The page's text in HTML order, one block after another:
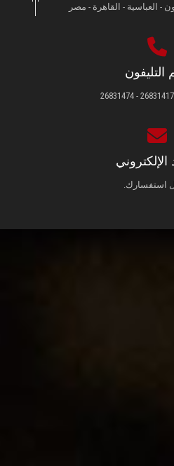
- العباسية - القاهرة - مصر
التليفون
الإلكتروني
استفسارك.